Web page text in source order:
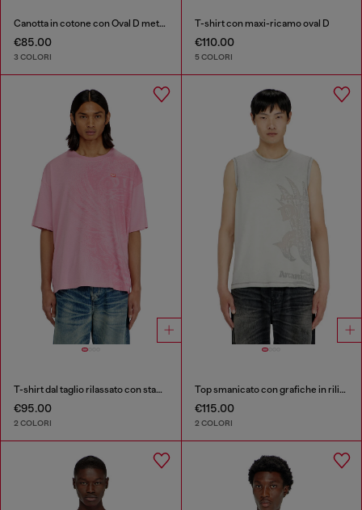
Canotta in cotone con Oval D metallizzata
€85.00
3 COLORI
T-shirt con maxi-ricamo oval D
€110.00
5 COLORI
T-shirt dal taglio rilassato con stampe a pigmenti
€95.00
2 COLORI
Top smanicato con grafiche in rilievo
€115.00
2 COLORI